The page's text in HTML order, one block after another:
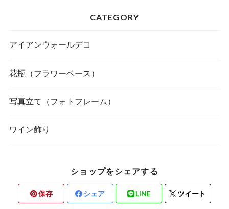
CATEGORY
アイアンウォールデコ
花瓶（フラワーベース）
写真立て（フォトフレーム）
ワイン飾り
ショップをシェアする
保存 シェア LINE ツイート